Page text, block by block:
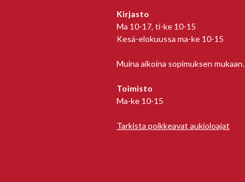
Kirjasto
Ma 10-17, ti-ke 10-15
Kesä-elokuussa ma-ke 10-15
Muina aikoina sopimuksen mukaan.
Toimisto
Ma-ke 10-15
Tarkista poikkeavat aukioloajat